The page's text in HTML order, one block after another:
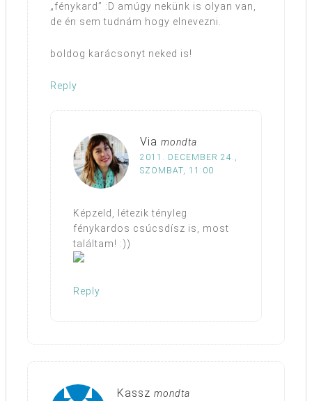
„fénykard” :D amúgy nekünk is olyan van,
de én sem tudnám hogy elnevezni.
boldog karácsonyt neked is!
Reply
Via mondta
2011. DECEMBER 24.,
SZOMBAT, 11:00
Képzeld, létezik tényleg
fénykardos csúcsdísz is, most
találtam! :))
Reply
Kassz mondta